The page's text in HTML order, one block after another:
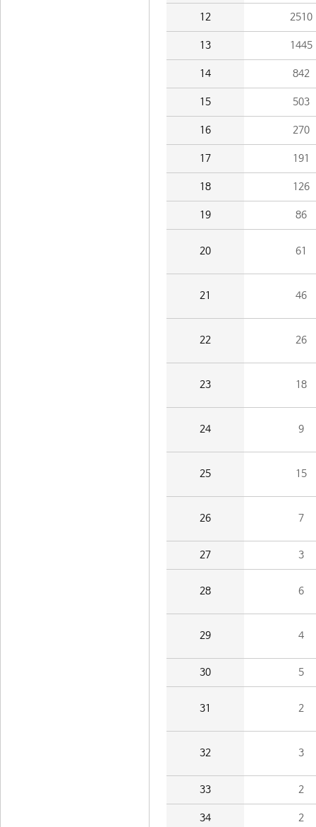
12 2510
13 1445
14 842
15 503
16 270
17 191
18 126
19 86
20 61
21 46
22 26
23 18
24 9
25 15
26 7
27 3
28 6
29 4
30 5
31 2
32 3
33 2
34 2